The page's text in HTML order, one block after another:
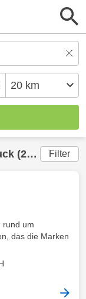
(20 km) gefunden Filter
rund um
das die Marken